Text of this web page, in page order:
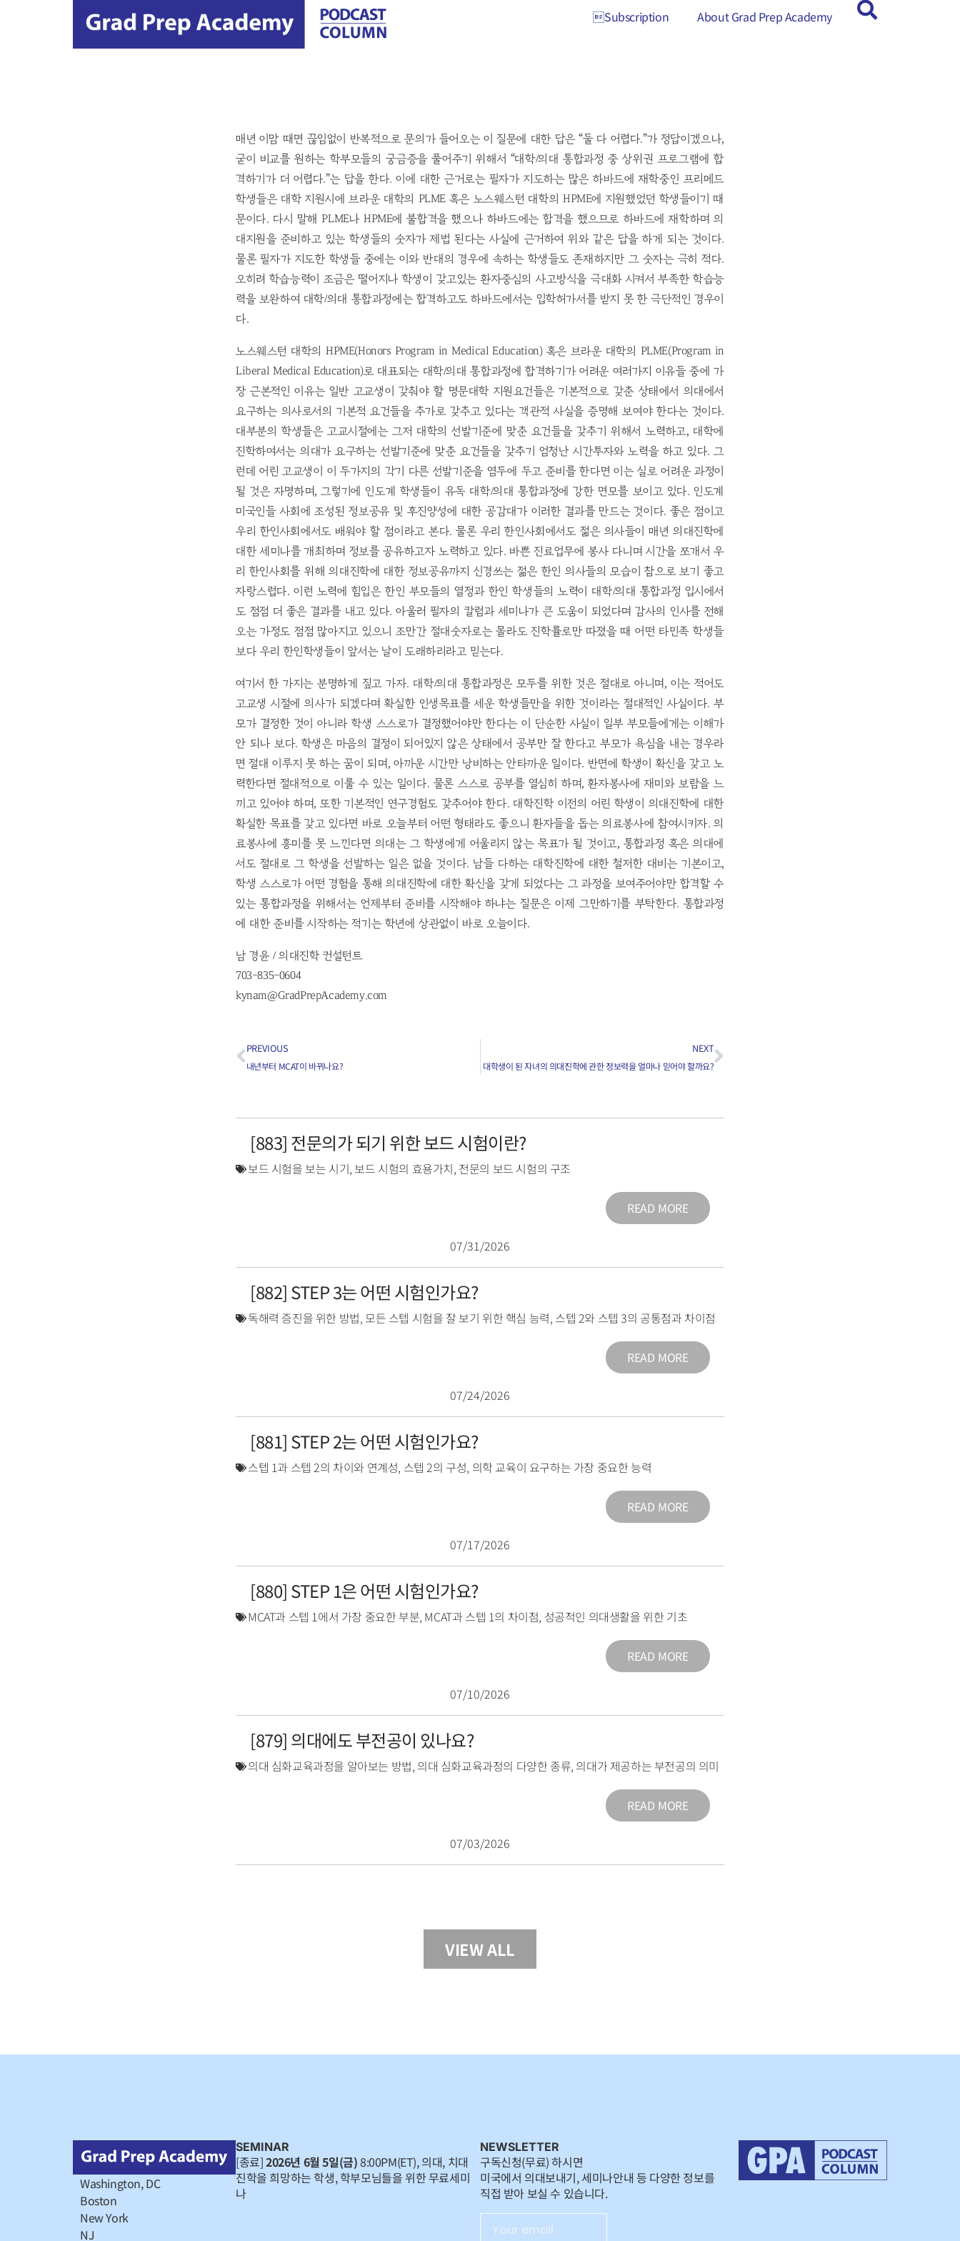
Subscription About Grad Prep Academy
Subscription About Grad Prep Academy
매년 이맘 때면 끊임없이 반복적으로 문의가 들어오는 이 질문에 대한 답은 “둘 다 어렵다.”가 정답이겠으나,
굳이 비교를 원하는 학부모들의 궁금증을 풀어주기 위해서 “대학/의대 통합과정 중 상위권 프로그램에 합
격하기가 더 어렵다.”는 답을 한다. 이에 대한 근거로는 필자가 지도하는 많은 하바드에 재학중인 프리메드
학생들은 대학 지원시에 브라운 대학의 PLME 혹은 노스웨스턴 대학의 HPME에 지원했었던 학생들이기 때
문이다. 다시 말해 PLME나 HPME에 불합격을 했으나 하바드에는 합격을 했으므로 하바드에 재학하며 의
대지원을 준비하고 있는 학생들의 숫자가 제법 된다는 사실에 근거하여 위와 같은 답을 하게 되는 것이다.
물론 필자가 지도한 학생들 중에는 이와 반대의 경우에 속하는 학생들도 존재하지만 그 숫자는 극히 적다.
오히려 학습능력이 조금은 떨어지나 학생이 갖고있는 환자중심의 사고방식을 극대화 시켜서 부족한 학습능
력을 보완하여 대학/의대 통합과정에는 합격하고도 하바드에서는 입학허가서를 받지 못 한 극단적인 경우이
다.
노스웨스턴 대학의 HPME(Honors Program in Medical Education) 혹은 브라운 대학의 PLME(Program in
Liberal Medical Education)로 대표되는 대학/의대 통합과정에 합격하기가 어려운 여러가지 이유들 중에 가
장 근본적인 이유는 일반 고교생이 갖춰야 할 명문대학 지원요건들은 기본적으로 갖춘 상태에서 의대에서
요구하는 의사로서의 기본적 요건들을 추가로 갖추고 있다는 객관적 사실을 증명해 보여야 한다는 것이다.
대부분의 학생들은 고교시절에는 그저 대학의 선발기준에 맞춘 요건들을 갖추기 위해서 노력하고, 대학에
진학하여서는 의대가 요구하는 선발기준에 맞춘 요건들을 갖추기 엄청난 시간투자와 노력을 하고 있다. 그
런데 어린 고교생이 이 두가지의 각기 다른 선발기준을 염두에 두고 준비를 한다면 이는 실로 어려운 과정이
될 것은 자명하며, 그렇기에 인도계 학생들이 유독 대학/의대 통합과정에 강한 면모를 보이고 있다. 인도계
미국인들 사회에 조성된 정보공유 및 후진양성에 대한 공감대가 이러한 결과를 만드는 것이다. 좋은 점이고
우리 한인사회에서도 배워야 할 점이라고 본다. 물론 우리 한인사회에서도 젊은 의사들이 매년 의대진학에
대한 세미나를 개최하며 정보를 공유하고자 노력하고 있다. 바쁜 진료업무에 봉사 다니며 시간을 쪼개서 우
리 한인사회를 위해 의대진학에 대한 정보공유까지 신경쓰는 젊은 한인 의사들의 모습이 참으로 보기 좋고
자랑스럽다. 이런 노력에 힘입은 한인 부모들의 열정과 한인 학생들의 노력이 대학/의대 통합과정 입시에서
도 점점 더 좋은 결과를 내고 있다. 아울러 필자의 칼럼과 세미나가 큰 도움이 되었다며 감사의 인사를 전해
오는 가정도 점점 많아지고 있으니 조만간 절대숫자로는 몰라도 진학률로만 따졌을 때 어떤 타민족 학생들
보다 우리 한인학생들이 앞서는 날이 도래하리라고 믿는다.
여기서 한 가지는 분명하게 짚고 가자. 대학/의대 통합과정은 모두를 위한 것은 절대로 아니며, 이는 적어도
고교생 시절에 의사가 되겠다며 확실한 인생목표를 세운 학생들만을 위한 것이라는 절대적인 사실이다. 부
모가 결정한 것이 아니라 학생 스스로가 결정했어야만 한다는 이 단순한 사실이 일부 부모들에게는 이해가
안 되나 보다. 학생은 마음의 결정이 되어있지 않은 상태에서 공부만 잘 한다고 부모가 욕심을 내는 경우라
면 절대 이루지 못 하는 꿈이 되며, 아까운 시간만 낭비하는 안타까운 일이다. 반면에 학생이 확신을 갖고 노
력한다면 절대적으로 이룰 수 있는 일이다. 물론 스스로 공부를 열심히 하며, 환자봉사에 재미와 보람을 느
끼고 있어야 하며, 또한 기본적인 연구경험도 갖추어야 한다. 대학진학 이전의 어린 학생이 의대진학에 대한
확실한 목표를 갖고 있다면 바로 오늘부터 어떤 형태라도 좋으니 환자들을 돕는 의료봉사에 참여시키자. 의
료봉사에 흥미를 못 느낀다면 의대는 그 학생에게 어울리지 않는 목표가 될 것이고, 통합과정 혹은 의대에
서도 절대로 그 학생을 선발하는 일은 없을 것이다. 남들 다하는 대학진학에 대한 철저한 대비는 기본이고,
학생 스스로가 어떤 경험을 통해 의대진학에 대한 확신을 갖게 되었다는 그 과정을 보여주어야만 합격할 수
있는 통합과정을 위해서는 언제부터 준비를 시작해야 하냐는 질문은 이제 그만하기를 부탁한다. 통합과정
에 대한 준비를 시작하는 적기는 학년에 상관없이 바로 오늘이다.
남 경윤 / 의대진학 컨설턴트
703-835-0604
kynam@GradPrepAcademy.com
PREVIOUS
내년부터 MCAT이 바뀌나요?
NEXT
대학생이 된 자녀의 의대진학에 관한 정보력을 얼마나 믿어야 할까요?
[883] 전문의가 되기 위한 보드 시험이란?
보드 시험을 보는 시기, 보드 시험의 효용가치, 전문의 보드 시험의 구조
READ MORE
07/31/2026
[882] STEP 3는 어떤 시험인가요?
독해력 증진을 위한 방법, 모든 스텝 시험을 잘 보기 위한 핵심 능력, 스텝 2와 스텝 3의 공통점과 차이점
READ MORE
07/24/2026
[881] STEP 2는 어떤 시험인가요?
스텝 1과 스텝 2의 차이와 연계성, 스텝 2의 구성, 의학 교육이 요구하는 가장 중요한 능력
READ MORE
07/17/2026
[880] STEP 1은 어떤 시험인가요?
MCAT과 스텝 1에서 가장 중요한 부분, MCAT과 스텝 1의 차이점, 성공적인 의대생활을 위한 기초
READ MORE
07/10/2026
[879] 의대에도 부전공이 있나요?
의대 심화교육과정을 알아보는 방법, 의대 심화교육과정의 다양한 종류, 의대가 제공하는 부전공의 의미
READ MORE
07/03/2026
VIEW ALL
Washington, DC
Boston
New York
NJ
SEMINAR
[종료]2026년 6월 5일(금)8:00PM(ET), 의대, 치대
진학을 희망하는 학생, 학부모님들을 위한 무료세미
나
NEWSLETTER
구독신청(무료) 하시면
미국에서 의대보내기, 세미나안내 등 다양한 정보를
직접 받아 보실 수 있습니다.